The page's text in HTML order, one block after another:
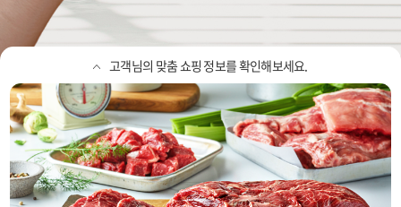
고객님의 맞춤 쇼핑 정보를 확인해보세요.